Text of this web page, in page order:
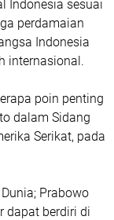
Indonesia sesuai
perdamaian
Indonesia
internasional.
poin penting
dalam Sidang
Serikat, pada
Prabowo
dapat berdiri di